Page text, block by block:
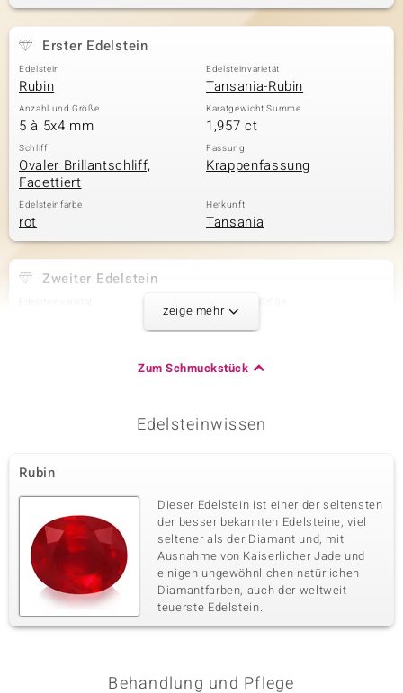
Erster Edelstein
Edelstein
Rubin
Edelsteinvarietät
Tansania-Rubin
Anzahl und Größe
5 à 5x4 mm
Karatgewicht Summe
1,957 ct
Schliff
Ovaler Brillantschliff,
Facettiert
Fassung
Krappenfassung
Edelsteinfarbe
rot
Herkunft
Tansania
Zweiter Edelstein
29 à 1,3 mm
Rundschliff
Edelsteinvarietät
SI1 (H) Diamant 4 à 1,2 mm
Karatgewicht Summe
0,03 ct
Schliff
Rundschliff
Fassung
Zargenfassung
Herkunft
Afrika
Vierter Edelstein
24 à 1,1 mm
zeige mehr
Zum Schmuckstück
Edelsteinwissen
Rubin
Dieser Edelstein ist einer der seltensten
der besser bekannten Edelsteine, viel
seltener als der Diamant und, mit
Ausnahme von Kaiserlicher Jade und
einigen ungewöhnlichen natürlichen
Diamantfarben, auch der weltweit
teuerste Edelstein.
Behandlung und Pflege